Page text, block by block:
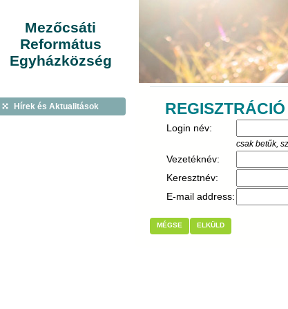
Mezőcsáti
Református
Egyházközség
Hírek és Aktualitások REGISZTRÁCIÓ
Login név:
csak betűk,
Vezetéknév:
Keresztnév:
E-mail address:
MÉGSE ELKÜLD